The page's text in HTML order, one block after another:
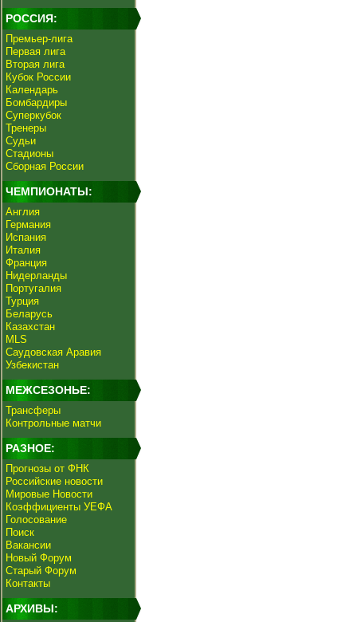
РОССИЯ:
Премьер-лига
Первая лига
Вторая лига
Кубок России
Календарь
Бомбардиры
Суперкубок
Тренеры
Судьи
Стадионы
Сборная России
ЧЕМПИОНАТЫ:
Англия
Германия
Испания
Италия
Франция
Нидерланды
Португалия
Турция
Беларусь
Казахстан
MLS
Саудовская Аравия
Узбекистан
МЕЖСЕЗОНЬЕ:
Трансферы
Контрольные матчи
РАЗНОЕ:
Прогнозы от ФНК
Российские новости
Мировые Новости
Коэффициенты УЕФА
Голосование
Поиск
Вакансии
Новый Форум
Старый Форум
Контакты
АРХИВЫ: